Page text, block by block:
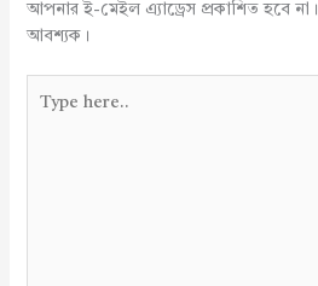
আপনার ই-মেইল এ্যাড্রেস প্রকাশিত হবে না।
আবশ্যক।
here..